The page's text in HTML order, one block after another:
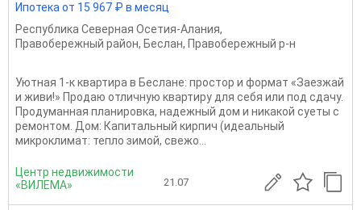
Ипотека от 15 967 ₽ в месяц
Республика Северная Осетия-Алания,
Правобережный район, Беслан, Правобережный р-н
Уютная 1-к квартира в Беслане: простор и формат «Заезжай
и живи!» Продаю отличную квартиру для себя или под сдачу.
Продуманная планировка, надежный дом и никакой суеты с
ремонтом. Дом: Капитальный кирпич (идеальный
микроклимат: тепло зимой, свежо...
Центр недвижимости
«ВИЛЕМА»
21.07